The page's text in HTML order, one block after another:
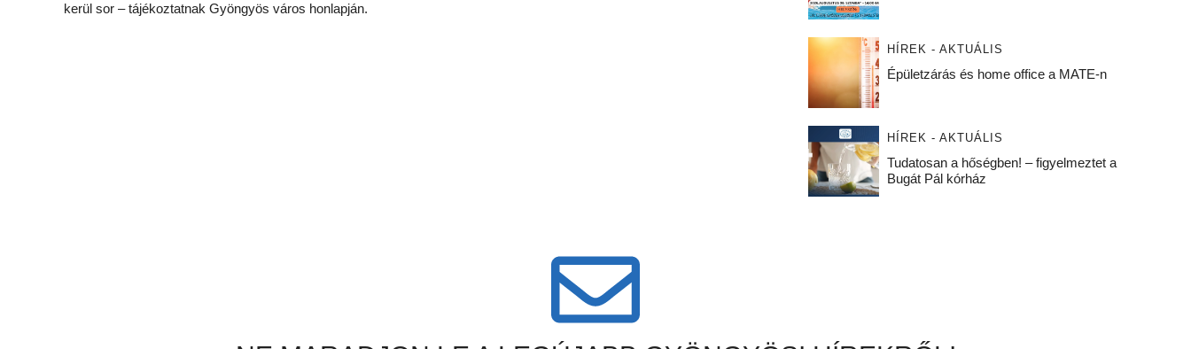
kerül sor – tájékoztatnak Gyöngyös város honlapján.
HÍREK - AKTUÁLIS
Épületzárás és home office a MATE-n
HÍREK - AKTUÁLIS
Tudatosan a hőségben! – figyelmeztet a
Bugát Pál kórház